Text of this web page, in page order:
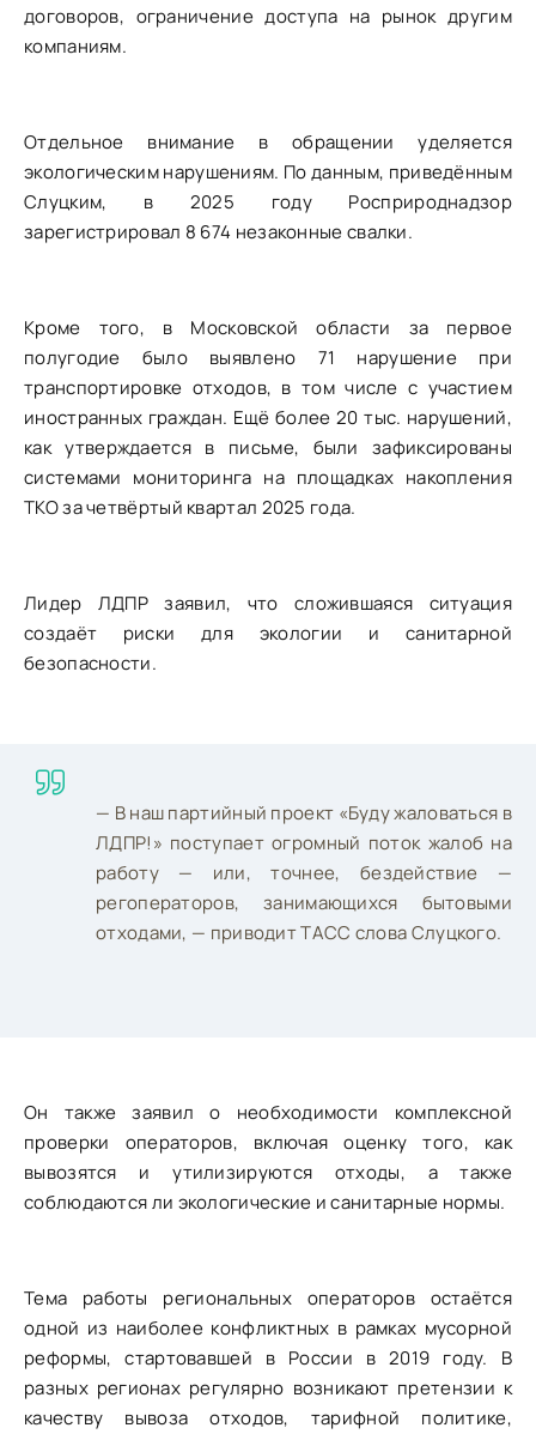
договоров, ограничение доступа на рынок другим
компаниям.
Отдельное внимание в обращении уделяется
экологическим нарушениям. По данным, приведённым
Слуцким, в 2025 году Росприроднадзор
зарегистрировал 8 674 незаконные свалки.
Кроме того, в Московской области за первое
полугодие было выявлено 71 нарушение при
транспортировке отходов, в том числе с участием
иностранных граждан. Ещё более 20 тыс. нарушений,
как утверждается в письме, были зафиксированы
системами мониторинга на площадках накопления
ТКО за четвёртый квартал 2025 года.
Лидер ЛДПР заявил, что сложившаяся ситуация
создаёт риски для экологии и санитарной
безопасности.
— В наш партийный проект «Буду жаловаться в
ЛДПР!» поступает огромный поток жалоб на
работу — или, точнее, бездействие —
регоператоров, занимающихся бытовыми
отходами, — приводит ТАСС слова Слуцкого.
Он также заявил о необходимости комплексной
проверки операторов, включая оценку того, как
вывозятся и утилизируются отходы, а также
соблюдаются ли экологические и санитарные нормы.
Тема работы региональных операторов остаётся
одной из наиболее конфликтных в рамках мусорной
реформы, стартовавшей в России в 2019 году. В
разных регионах регулярно возникают претензии к
качеству вывоза отходов, тарифной политике,